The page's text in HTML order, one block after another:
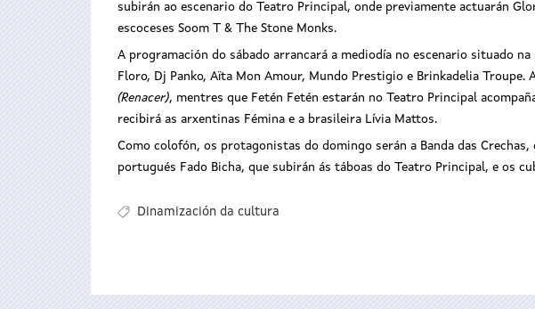
subirán ao escenario do Teatro Principal, onde previamente actuarán
escoceses Soom T & The Stone Monks.
A programación do sábado arrancará a mediodía no escenario situado
Floro, Dj Panko, Aïta Mon Amour, Mundo Prestigio e Brinkadelia
(Renacer), mentres que Fetén Fetén estarán no Teatro Principal
recibirá as arxentinas Fémina e a brasileira Lívia Mattos.
Como colofón, os protagonistas do domingo serán a Banda das
portugués Fado Bicha, que subirán ás táboas do Teatro Principal, e os
Dinamización da cultura